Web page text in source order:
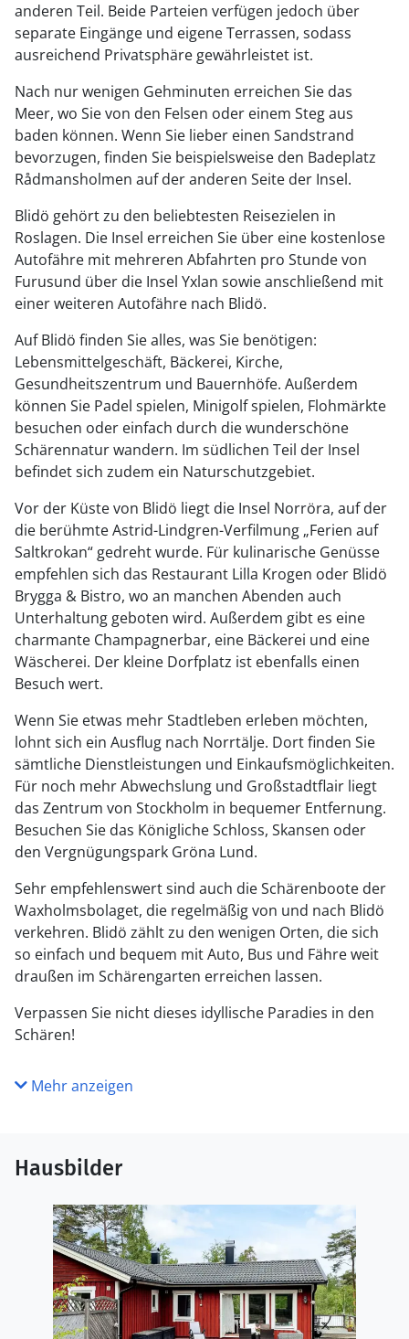
anderen Teil. Beide Parteien verfügen jedoch über
separate Eingänge und eigene Terrassen, sodass
ausreichend Privatsphäre gewährleistet ist.
Nach nur wenigen Gehminuten erreichen Sie das
Meer, wo Sie von den Felsen oder einem Steg aus
baden können. Wenn Sie lieber einen Sandstrand
bevorzugen, finden Sie beispielsweise den Badeplatz
Rådmansholmen auf der anderen Seite der Insel.
Blidö gehört zu den beliebtesten Reisezielen in
Roslagen. Die Insel erreichen Sie über eine kostenlose
Autofähre mit mehreren Abfahrten pro Stunde von
Furusund über die Insel Yxlan sowie anschließend mit
einer weiteren Autofähre nach Blidö.
Auf Blidö finden Sie alles, was Sie benötigen:
Lebensmittelgeschäft, Bäckerei, Kirche,
Gesundheitszentrum und Bauernhöfe. Außerdem
können Sie Padel spielen, Minigolf spielen, Flohmärkte
besuchen oder einfach durch die wunderschöne
Schärennatur wandern. Im südlichen Teil der Insel
befindet sich zudem ein Naturschutzgebiet.
Vor der Küste von Blidö liegt die Insel Norröra, auf der
die berühmte Astrid-Lindgren-Verfilmung „Ferien auf
Saltkrokan“ gedreht wurde. Für kulinarische Genüsse
empfehlen sich das Restaurant Lilla Krogen oder Blidö
Brygga & Bistro, wo an manchen Abenden auch
Unterhaltung geboten wird. Außerdem gibt es eine
charmante Champagnerbar, eine Bäckerei und eine
Wäscherei. Der kleine Dorfplatz ist ebenfalls einen
Besuch wert.
Wenn Sie etwas mehr Stadtleben erleben möchten,
lohnt sich ein Ausflug nach Norrtälje. Dort finden Sie
sämtliche Dienstleistungen und Einkaufsmöglichkeiten.
Für noch mehr Abwechslung und Großstadtflair liegt
das Zentrum von Stockholm in bequemer Entfernung.
Besuchen Sie das Königliche Schloss, Skansen oder
den Vergnügungspark Gröna Lund.
Sehr empfehlenswert sind auch die Schärenboote der
Waxholmsbolaget, die regelmäßig von und nach Blidö
verkehren. Blidö zählt zu den wenigen Orten, die sich
so einfach und bequem mit Auto, Bus und Fähre weit
draußen im Schärengarten erreichen lassen.
Verpassen Sie nicht dieses idyllische Paradies in den
Schären!
Mehr anzeigen
Hausbilder